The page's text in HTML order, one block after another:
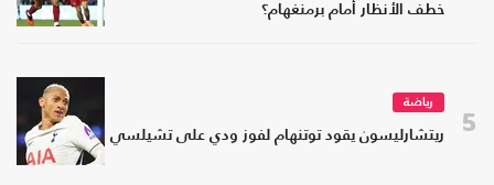
خطف الأنظار أمام برمنغهام؟
5
رياضة
ريتشارليسون يقود توتنهام لفوز ودي على تشيلسي